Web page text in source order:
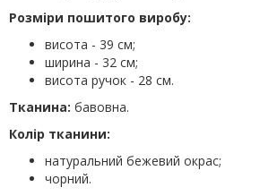
Розміри пошитого виробу:
висота - 39 см;
ширина - 32 см;
висота ручок - 28 см.
Тканина: бавовна.
Колір тканини:
натуральний бежевий окрас;
чорний.